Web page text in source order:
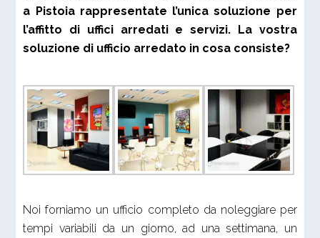
a Pistoia rappresentate l’unica soluzione per
l’affitto di uffici arredati e servizi. La vostra
soluzione di ufficio arredato in cosa consiste?
Noi forniamo un ufficio completo da noleggiare per
tempi variabili da un giorno, ad una settimana, un